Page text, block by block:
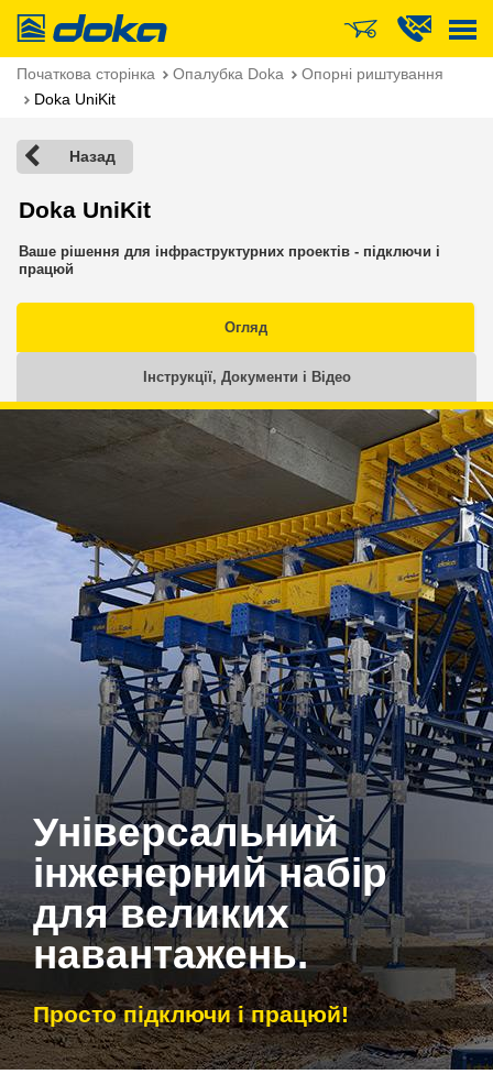
Doka
Початкова сторінка Опалубка Doka
Опорні риштування
Doka UniKit
Назад
Doka UniKit
Ваше рішення для інфраструктурних проектів - підключи і
працюй
Огляд
Інструкції, Документи і Відео
Універсальний
інженерний набір
для великих
навантажень.
Просто підключи і працюй!